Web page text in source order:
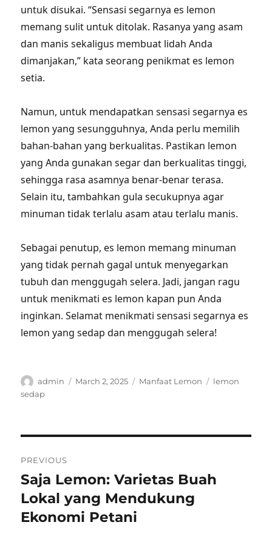
untuk disukai. “Sensasi segarnya es lemon
memang sulit untuk ditolak. Rasanya yang asam
dan manis sekaligus membuat lidah Anda
dimanjakan,” kata seorang penikmat es lemon
setia.
Namun, untuk mendapatkan sensasi segarnya es
lemon yang sesungguhnya, Anda perlu memilih
bahan-bahan yang berkualitas. Pastikan lemon
yang Anda gunakan segar dan berkualitas tinggi,
sehingga rasa asamnya benar-benar terasa.
Selain itu, tambahkan gula secukupnya agar
minuman tidak terlalu asam atau terlalu manis.
Sebagai penutup, es lemon memang minuman
yang tidak pernah gagal untuk menyegarkan
tubuh dan menggugah selera. Jadi, jangan ragu
untuk menikmati es lemon kapan pun Anda
inginkan. Selamat menikmati sensasi segarnya es
lemon yang sedap dan menggugah selera!
Author
admin
Posted
March 2, 2025 Categories
Manfaat Lemon Tags
lemon
sedap
navigation
PREVIOUS
Previous
post:
Saja Lemon: Varietas Buah
Lokal yang Mendukung
Ekonomi Petani